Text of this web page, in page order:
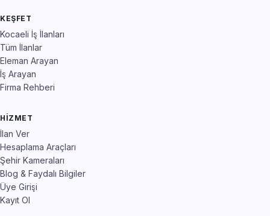
KEŞFET
Kocaeli İş İlanları
Tüm İlanlar
Eleman Arayan
İş Arayan
Firma Rehberi
HIZMET
İlan Ver
Hesaplama Araçları
Şehir Kameraları
Blog & Faydalı Bilgiler
Üye Girişi
Kayıt Ol